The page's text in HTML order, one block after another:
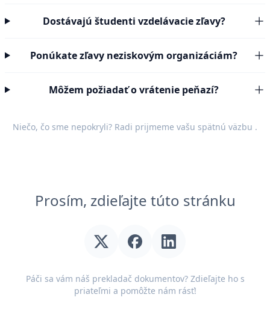
Dostávajú študenti vzdelávacie zľavy?
Ponúkate zľavy neziskovým organizáciám?
Môžem požiadať o vrátenie peňazí?
Niečo, čo sme nepokryli? Radi prijmeme vašu spätnú väzbu .
Prosím, zdieľajte túto stránku
Páči sa vám náš prekladač dokumentov? Zdieľajte ho s
priateľmi a pomôžte nám rásť!